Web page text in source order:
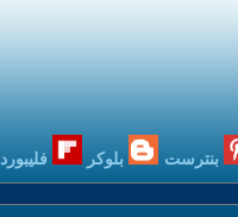
بنترست بلوكر فليبورد